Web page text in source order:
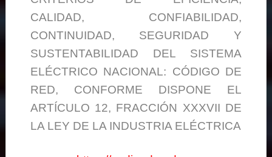
CALIDAD, CONFIABILIDAD,
CONTINUIDAD, SEGURIDAD Y
SUSTENTABILIDAD DEL SISTEMA
ELÉCTRICO NACIONAL: CÓDIGO DE
RED, CONFORME DISPONE EL
ARTÍCULO 12, FRACCIÓN XXXVII DE
LA LEY DE LA INDUSTRIA ELÉCTRICA